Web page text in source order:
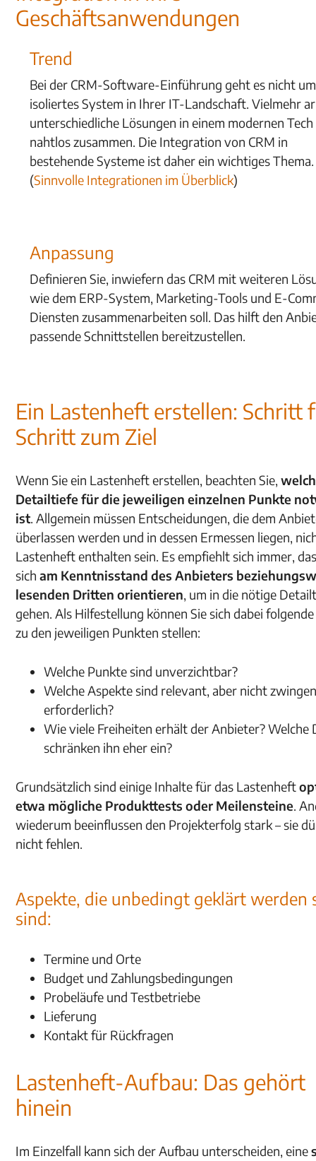
Geschäftsanwendungen
Trend
Bei der CRM-Software-Einführung geht es nicht
isoliertes System in Ihrer IT-Landschaft. Vielmehr
unterschiedliche Lösungen in einem modernen
nahtlos zusammen. Die Integration von CRM in
bestehende Systeme ist daher ein wichtiges Thema.
(Sinnvolle Integrationen im Überblick)
Anpassung
Definieren Sie, inwiefern das CRM mit weiteren
wie dem ERP-System, Marketing-Tools und E-
Diensten zusammenarbeiten soll. Das hilft den
passende Schnittstellen bereitzustellen.
Ein Lastenheft erstellen: Schritt
Schritt zum Ziel
Wenn Sie ein Lastenheft erstellen, beachten Sie,
Detailtiefe für die jeweiligen einzelnen Punkte
ist. Allgemein müssen Entscheidungen, die dem
überlassen werden und in dessen Ermessen liegen,
Lastenheft enthalten sein. Es empfiehlt sich immer,
sich am Kenntnisstand des Anbieters
lesenden Dritten orientieren, um in die nötige
gehen. Als Hilfestellung können Sie sich dabei
zu den jeweiligen Punkten stellen:
Welche Punkte sind unverzichtbar?
Welche Aspekte sind relevant, aber nicht
erforderlich?
Wie viele Freiheiten erhält der Anbieter? Welche
schränken ihn eher ein?
Grundsätzlich sind einige Inhalte für das Lastenheft
etwa mögliche Produkttests oder Meilensteine.
wiederum beeinflussen den Projekterfolg stark – sie
nicht fehlen.
Aspekte, die unbedingt geklärt werden
sind:
Termine und Orte
Budget und Zahlungsbedingungen
Probeläufe und Testbetriebe
Lieferung
Kontakt für Rückfragen
Lastenheft-Aufbau: Das gehört
hinein
Im Einzelfall kann sich der Aufbau unterscheiden, eine